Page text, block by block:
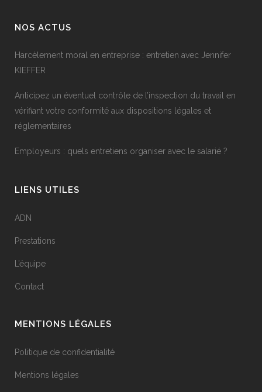
NOS ACTUS
Harcèlement moral en entreprise : entretien avec Jennifer
KIEFFER
Anticipez un éventuel contrôle de l’inspection du travail en
vérifiant votre conformité aux dispositions légales et
réglementaires
Employeurs : quels entretiens organiser avec le salarié ?
LIENS UTILES
ADN
Prestations
L’équipe
Contact
MENTIONS LÉGALES
Politique de confidentialité
Mentions légales